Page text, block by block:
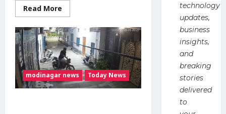
Read More
more
मोदीनगर
में
गाय
ले
जा
रही
महिलाओं
से
मारपीट
modinagar news Today News
technology
updates,
business
insights,
and
breaking
stories
delivered
to